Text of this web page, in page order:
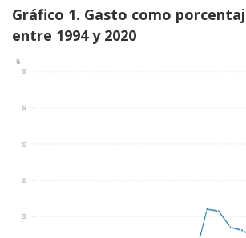
Gráfico 1. Gasto como
entre 1994 y 2020